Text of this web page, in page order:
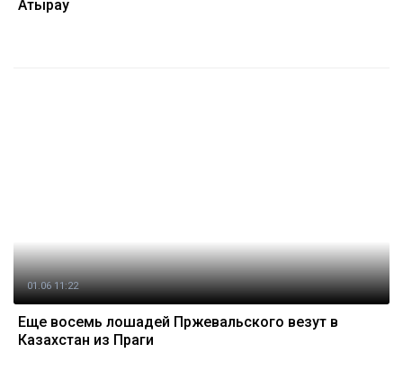
Атырау
01.06 11:22
Еще восемь лошадей Пржевальского везут в
Казахстан из Праги